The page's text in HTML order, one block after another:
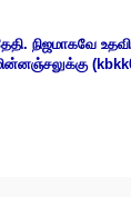
நிஜமாகவே